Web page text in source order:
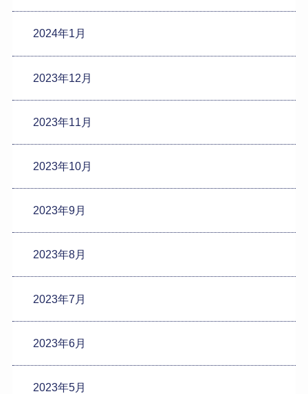
2024年1月
2023年12月
2023年11月
2023年10月
2023年9月
2023年8月
2023年7月
2023年6月
2023年5月